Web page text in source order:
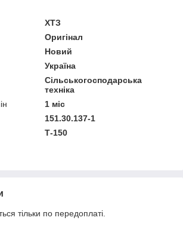
ХТЗ
Оригінал
Новий
Україна
Сільськогосподарська
техніка
1 міс
151.30.137-1
Т-150
тільки по передоплаті.